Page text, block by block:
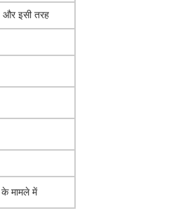
इसी तरह
मामले में